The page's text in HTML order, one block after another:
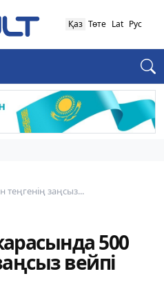
Қаз Төте Lat Рус
теңгенің заңсыз...
500
вейпі